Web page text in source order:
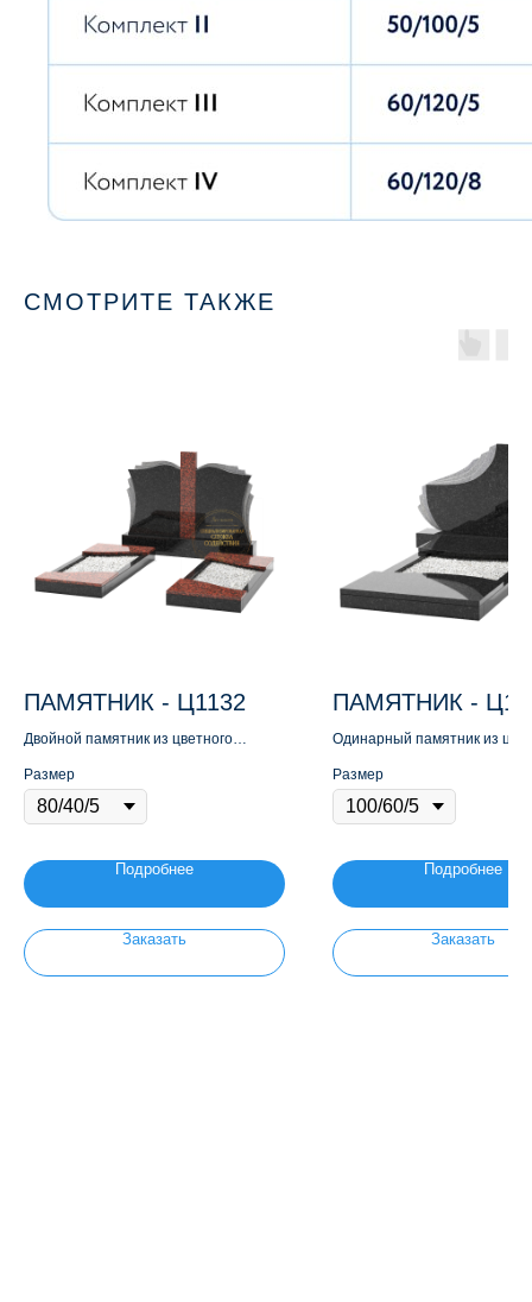
СМОТРИТЕ ТАКЖЕ
ПАМЯТНИК - Ц1132
Двойной памятник из цветного
Размер
Подробнее
Заказать
ПАМЯТНИК -
Одинарный памятник из
Размер
Подробнее
Заказать